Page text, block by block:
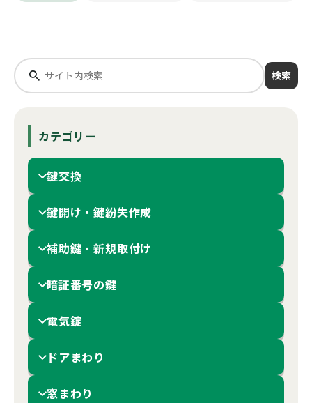
検索
カテゴリー
鍵交換
鍵開け・鍵紛失作成
補助鍵・新規取付け
暗証番号の鍵
電気錠
ドアまわり
窓まわり